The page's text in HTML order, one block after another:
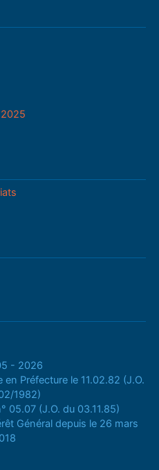
2025
- 2026
Préfecture le 11.02.82 (J.O.
1982)
05.07 (J.O. du 03.11.85)
Général depuis le 26 mars